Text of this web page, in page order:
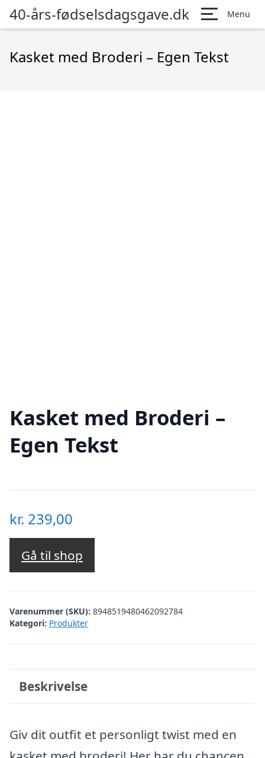
40-års-fødselsdagsgave.dk Menu
Kasket med Broderi – Egen Tekst
Kasket med Broderi –
Egen Tekst
kr. 239,00
Gå til shop
Varenummer (SKU): 8948519480462092784
Kategori: Produkter
Beskrivelse
Giv dit outfit et personligt twist med en